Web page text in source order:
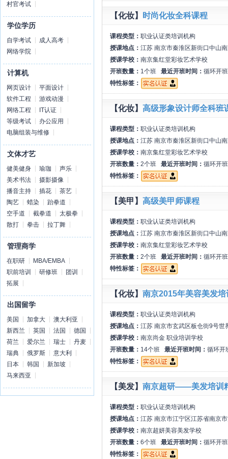
村官考试
学位学历
自学考试
成人高考
网络学院
计算机
网页设计
平面设计
软件工程
游戏动漫
网络工程
IT认证
等级考试
办公应用
电脑组装与维修
文体才艺
健美健身 瑜珈
声乐
美术书法
摄影摄像
播音主持
插花
茶艺
陶艺
蜡染
跆拳道
空手道
截拳道
太极拳
散打
拳击 拉丁舞
管理商学
在职研
MBA/EMBA
职前培训
研修班
团训
拓展
出国留学
美国 加拿大
澳大利亚
新西兰
英国 法国
德国
荷兰
爱尔兰 瑞士
丹麦
瑞典
俄罗斯
意大利
日本
韩国
新加坡
马来西亚
【化妆】 时尚化妆全科课程
课程类型： 职业认证类培训机构
授课地点： 江苏 南京市秦淮区新街口中山
授课学校： 南京集红堂彩妆艺术学校
开班数量： 1个班 最近开班时间： 循环开班
特性标签：
【化妆】 高级形象设计师全科班
课程类型： 职业认证类培训机构
授课地点： 江苏 南京市秦淮区新街口中山
授课学校： 南京集红堂彩妆艺术学校
开班数量： 2个班 最近开班时间： 循环开班
特性标签：
【美甲】 高级美甲师课程
课程类型： 职业认证类培训机构
授课地点： 江苏 南京市秦淮区新街口中山
授课学校： 南京集红堂彩妆艺术学校
开班数量： 2个班 最近开班时间： 循环开班
特性标签：
【化妆】 南京2015年美容美发培
课程类型： 职业认证类培训机构
授课地点： 江苏 南京市玄武区板仓街9号世
授课学校： 南京尚金 职业培训学校
开班数量： 14个班 最近开班时间： 循环开
特性标签：
【美发】 南京超研——美发培训
课程类型： 职业认证类培训机构
授课地点： 江苏 南京市江宁区江苏省南京
授课学校： 南京超妍美容美发学校
开班数量： 6个班 最近开班时间： 循环开班
特性标签：